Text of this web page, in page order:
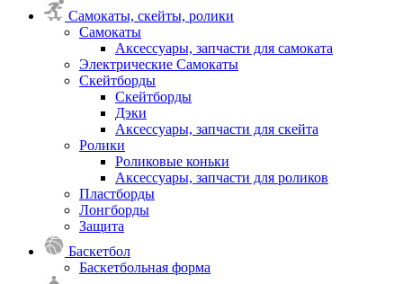
Самокаты, скейты, ролики
Самокаты
Аксессуары, запчасти для самоката
Электрические Самокаты
Скейтборды
Скейтборды
Дэки
Аксессуары, запчасти для скейта
Ролики
Роликовые коньки
Аксессуары, запчасти для роликов
Пластборды
Лонгборды
Защита
Баскетбол
Баскетбольная форма